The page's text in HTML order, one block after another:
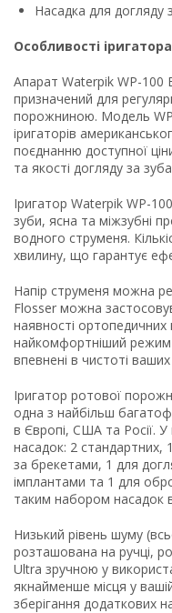
Насадка для догляду
Особливості
Апарат Waterpik WP-100
призначений для
порожниною. Модель
іригаторів
поєднанню доступної
та якості догляду за
Іригатор Waterpik WP-
зуби, ясна та міжзубні
водного струменя.
хвилину, що гарантує
Напір струменя можна
Flosser можна
наявності ортопедичних
найкомфортніший режим
впевнені в чистоті ваших
Іригатор ротової
одна з найбільш
в Європі, США та Росії.
насадок: 2
за брекетами, 1 для
імплантами та 1 для
таким набором насадок
Низький рівень шуму
розташована на ручці,
Ultra зручною у
якнайменше місця у
зберігання додаткових